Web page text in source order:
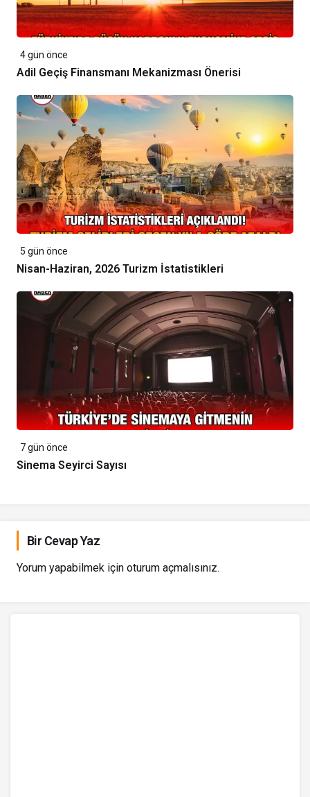
4 gün önce
Adil Geçiş Finansmanı Mekanizması Önerisi
5 gün önce
Nisan-Haziran, 2026 Turizm İstatistikleri
7 gün önce
Sinema Seyirci Sayısı
Bir Cevap Yaz
Yorum yapabilmek için oturum açmalısınız.